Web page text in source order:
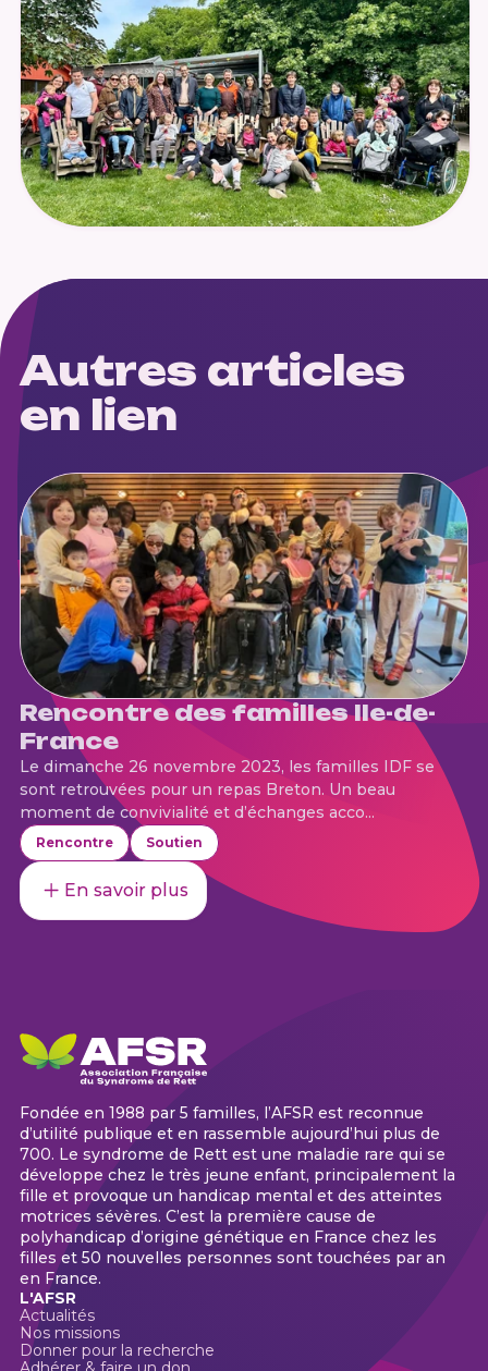
Autres articles
en lien
Rencontre des familles Ile-de-
France
Le dimanche 26 novembre 2023, les familles IDF se
sont retrouvées pour un repas Breton. Un beau
moment de convivialité et d’échanges acco...
Rencontre Soutien
En savoir plus
Fondée en 1988 par 5 familles, l’AFSR est reconnue
d’utilité publique et en rassemble aujourd’hui plus de
700. Le syndrome de Rett est une maladie rare qui se
développe chez le très jeune enfant, principalement la
fille et provoque un handicap mental et des atteintes
motrices sévères. C’est la première cause de
polyhandicap d’origine génétique en France chez les
filles et 50 nouvelles personnes sont touchées par an
en France.
L'AFSR
Actualités
Nos missions
Donner pour la recherche